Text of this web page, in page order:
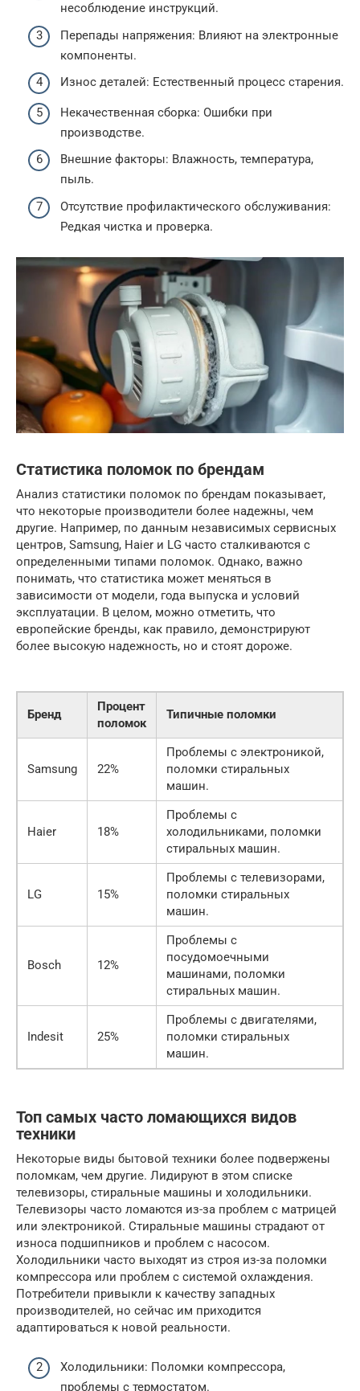
несоблюдение инструкций.
Перепады напряжения: Влияют на электронные
компоненты.
Износ деталей: Естественный процесс старения.
Некачественная сборка: Ошибки при
производстве.
Внешние факторы: Влажность, температура,
пыль.
Отсутствие профилактического обслуживания:
Редкая чистка и проверка.
Статистика поломок по брендам
Анализ статистики поломок по брендам показывает,
что некоторые производители более надежны, чем
другие. Например, по данным независимых сервисных
центров, Samsung, Haier и LG часто сталкиваются с
определенными типами поломок. Однако, важно
понимать, что статистика может меняться в
зависимости от модели, года выпуска и условий
эксплуатации. В целом, можно отметить, что
европейские бренды, как правило, демонстрируют
более высокую надежность, но и стоят дороже.
Бренд
Процент
поломок
Типичные поломки
Samsung 22%
Проблемы с электроникой,
поломки стиральных
машин.
Haier 18%
Проблемы с
холодильниками, поломки
стиральных машин.
LG 15%
Проблемы с телевизорами,
поломки стиральных
машин.
Bosch 12%
Проблемы с
посудомоечными
машинами, поломки
стиральных машин.
Indesit 25%
Проблемы с двигателями,
поломки стиральных
машин.
Топ самых часто ломающихся видов
техники
Некоторые виды бытовой техники более подвержены
поломкам, чем другие. Лидируют в этом списке
телевизоры, стиральные машины и холодильники.
Телевизоры часто ломаются из-за проблем с матрицей
или электроникой. Стиральные машины страдают от
износа подшипников и проблем с насосом.
Холодильники часто выходят из строя из-за поломки
компрессора или проблем с системой охлаждения.
Потребители привыкли к качеству западных
производителей, но сейчас им приходится
адаптироваться к новой реальности.
Холодильники: Поломки компрессора,
проблемы с термостатом.